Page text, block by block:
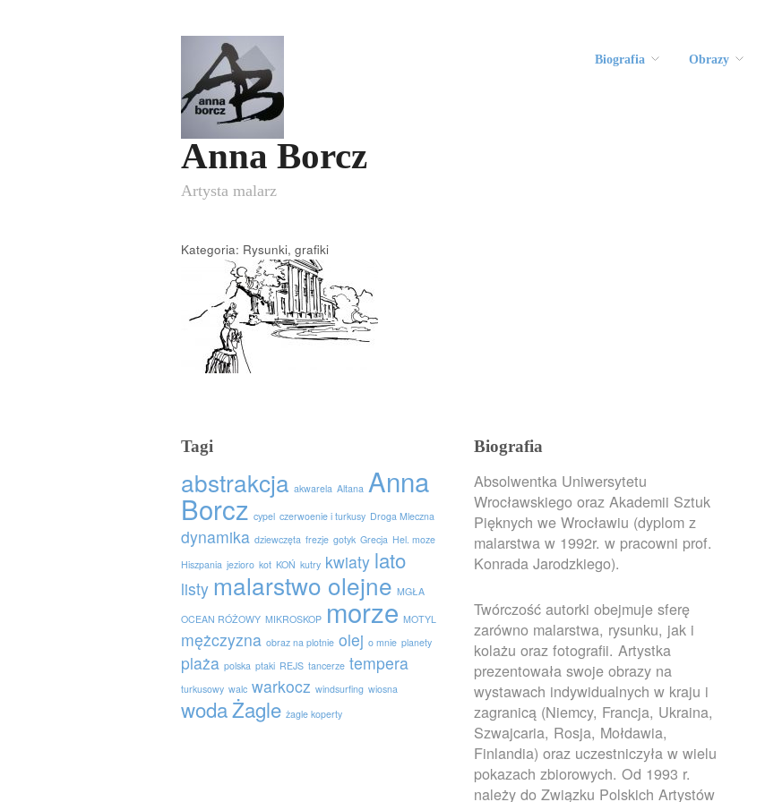
Anna Borcz
Artysta malarz
Biografia Obrazy
Kategoria: Rysunki, grafiki
Tagi
abstrakcja akwarela Altana Anna
Borcz cypel czerwoenie i turkusy Droga Mleczna
dynamika dziewczęta frezje gotyk Grecja Hel. moze
Hiszpania jezioro kot KOŃ kutry kwiaty lato
listy malarstwo olejne MGŁA
OCEAN RÓŻOWY MIKROSKOP morze MOTYL
mężczyzna obraz na plotnie olej o mnie planety
plaża polska ptaki REJS tancerze tempera
turkusowy walc warkocz windsurfing wiosna
wodaŻagle żagle koperty
Biografia
Absolwentka Uniwersytetu
Wrocławskiego oraz Akademii Sztuk
Pięknych we Wrocławiu (dyplom z
malarstwa w 1992r. w pracowni prof.
Konrada Jarodzkiego).
Twórczość autorki obejmuje sferę
zarówno malarstwa, rysunku, jak i
kolażu oraz fotografii. Artystka
prezentowała swoje obrazy na
wystawach indywidualnych w kraju i
zagranicą (Niemcy, Francja, Ukraina,
Szwajcaria, Rosja, Mołdawia,
Finlandia) oraz uczestniczyła w wielu
pokazach zbiorowych. Od 1993 r.
należy do Związku Polskich Artystów